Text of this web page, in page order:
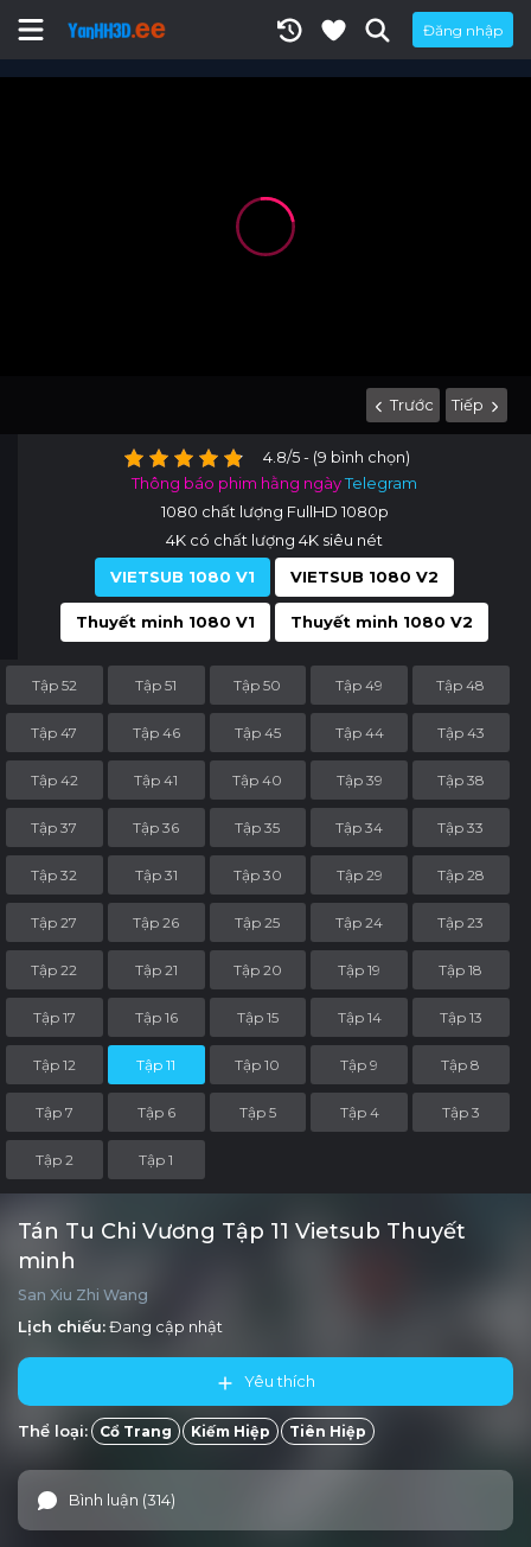
Đăng nhập
Trước Tiếp
4.8/5 - (9 bình chọn)
Thông báo phim hằng ngàyTelegram
1080 chất lượng FullHD 1080p
4K có chất lượng 4K siêu nét
VIETSUB 1080 V1
VIETSUB 1080 V2
Thuyết minh 1080 V1 Thuyết minh 1080 V2
Tập 52 Tập 51 Tập 50 Tập 49 Tập 48
Tập 47 Tập 46 Tập 45 Tập 44 Tập 43
Tập 42 Tập 41 Tập 40 Tập 39 Tập 38
Tập 37 Tập 36 Tập 35 Tập 34 Tập 33
Tập 32 Tập 31 Tập 30 Tập 29 Tập 28
Tập 27 Tập 26 Tập 25 Tập 24 Tập 23
Tập 22 Tập 21 Tập 20 Tập 19 Tập 18
Tập 17 Tập 16 Tập 15 Tập 14 Tập 13
Tập 12 Tập 11 Tập 10 Tập 9 Tập 8
Tập 7 Tập 6 Tập 5 Tập 4 Tập 3
Tập 2 Tập 1
Tán Tu Chi Vương Tập 11 Vietsub Thuyết
minh
San Xiu Zhi Wang
Lịch chiếu:Đang cập nhật
Yêu thích
Thể loại: Cổ Trang Kiếm Hiệp Tiên Hiệp
Bình luận (314)